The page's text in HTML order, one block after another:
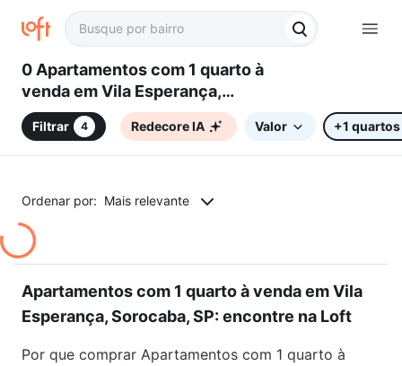
0 Apartamentos com 1 quarto à
venda em Vila Esperança,
Sorocaba, SP
Filtrar 4 Redecore IA Valor +1 quartos
Ordenar por: Mais relevante
Apartamentos com 1 quarto à venda em Vila
Esperança, Sorocaba, SP: encontre na Loft
Por que comprar Apartamentos com 1 quarto à